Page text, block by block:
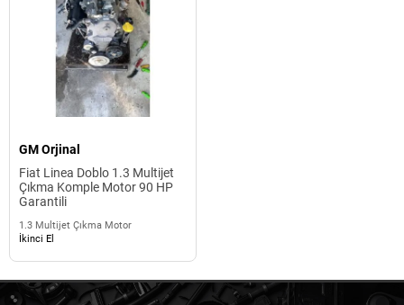
GM Orjinal
Fiat Linea Doblo 1.3 Multijet
Çıkma Komple Motor 90 HP
Garantili
1.3 Multijet Çıkma Motor
İkinci El